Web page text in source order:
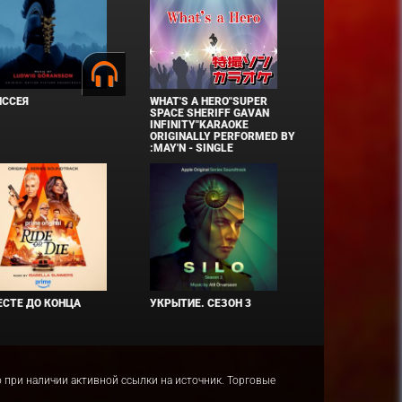
WHAT'S A HERO"SUPER
SPACE SHERIFF GAVAN
INFINITY"KARAOKE
ORIGINALLY PERFORMED BY
:MAY'N - SINGLE
ДО КОНЦА УКРЫТИЕ. СЕЗОН 3
наличии активной ссылки на источник. Торговые